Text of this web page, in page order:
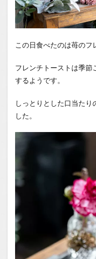
この日食べたのは苺のフ
フレンチトーストは季節
するようです。
しっとりとした口当た
した。